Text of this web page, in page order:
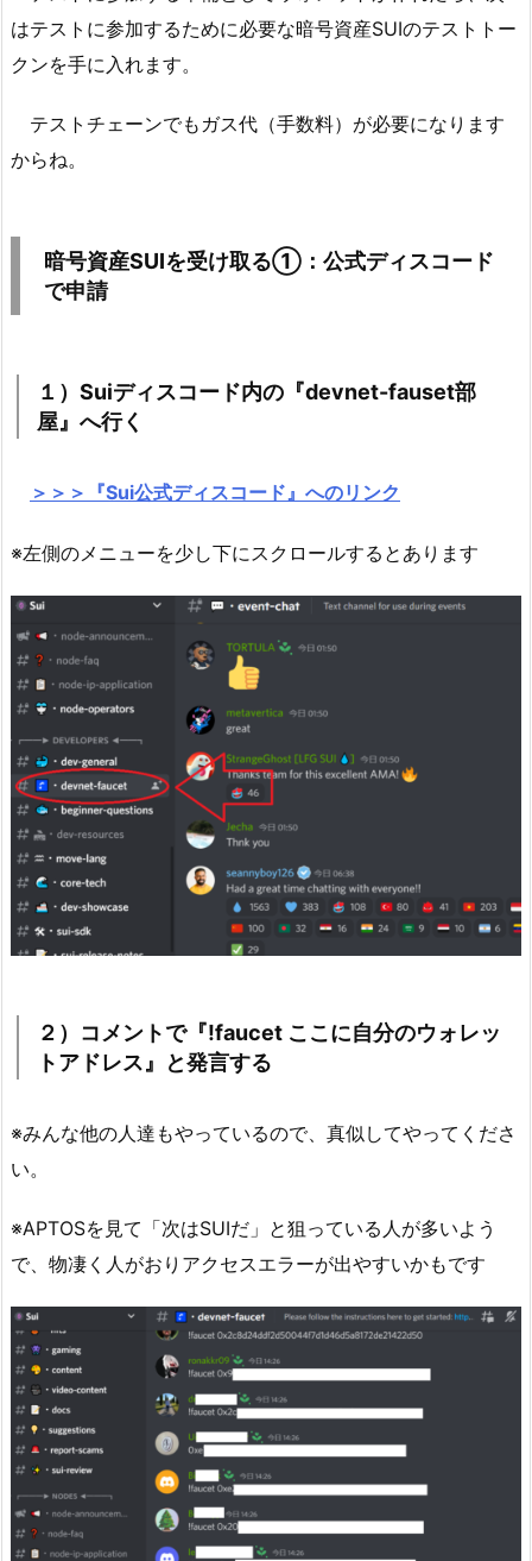
はテストに参加するために必要な暗号資産SUIのテストトー
クンを手に入れます。
テストチェーンでもガス代（手数料）が必要になります
からね。
暗号資産SUIを受け取る①：公式ディスコード
で申請
１）Suiディスコード内の『devnet-fauset部
屋』へ行く
＞＞＞『Sui公式ディスコード』へのリンク
※左側のメニューを少し下にスクロールするとあります
２）コメントで『!faucet ここに自分のウォレッ
トアドレス』と発言する
※みんな他の人達もやっているので、真似してやってくださ
い。
※APTOSを見て「次はSUIだ」と狙っている人が多いよう
で、物凄く人がおりアクセスエラーが出やすいかもです